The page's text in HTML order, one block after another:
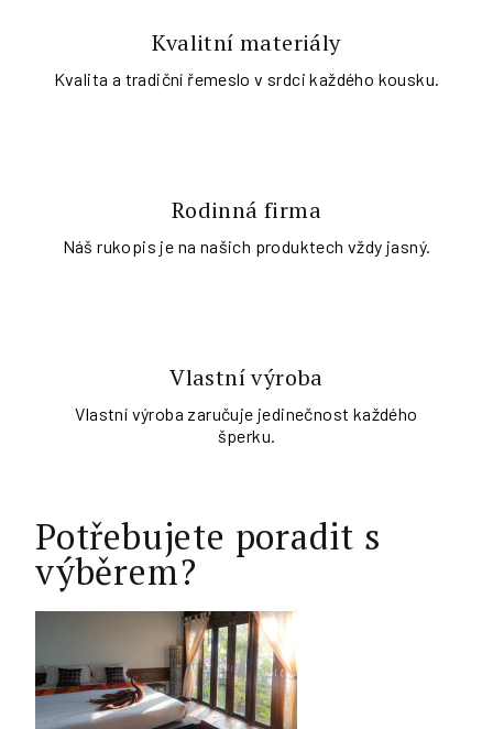
Kvalitní materiály
Kvalita a tradiční řemeslo v srdci každého kousku.
Rodinná firma
Náš rukopis je na našich produktech vždy jasný.
Vlastní výroba
Vlastní výroba zaručuje jedinečnost každého
šperku.
Potřebujete poradit s
výběrem?